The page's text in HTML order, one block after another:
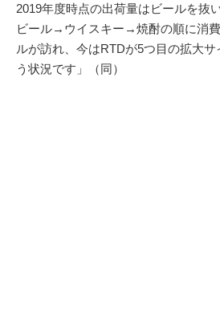
2019年度時点の出荷量はビールを抜
ビール→ウイスキー→焼酎の順に消
ルが訪れ、今はRTDが5つ目の拡大
う状況です」（同）